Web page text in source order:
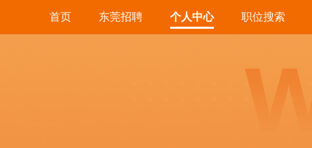
首页 东莞招聘 个人中心 职位搜索